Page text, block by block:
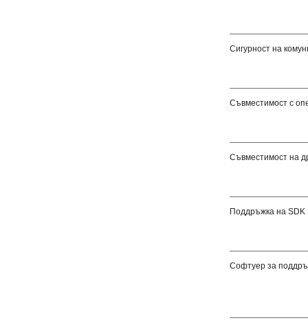
Сигурност на
Съвместимост с
Съвместимост на
Поддръжка на SDK
Софтуер за